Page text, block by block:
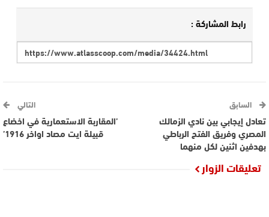
رابط المشاركة :
السابق
تعادل إيجابي بين نادي الزمالك
المصري وفريق الفتح الرباطي
بهدفين اثنين لكل منهما
التالي
’المقاربة الاستعمارية في اخضاع
قبيلة ايت مصاد اواخر 1916’
تعليقات الزوار